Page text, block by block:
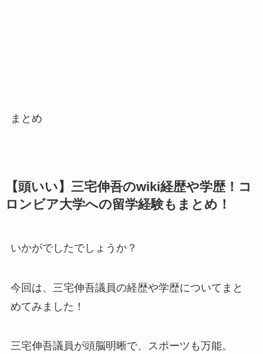
まとめ
【頭いい】三宅伸吾のwiki経歴や学歴！コ
ロンビア大学への留学経験もまとめ！
いかがでしたでしょうか？
今回は、三宅伸吾議員の経歴や学歴についてまと
めてみました！
三宅伸吾議員が頭脳明晰で、スポーツも万能。